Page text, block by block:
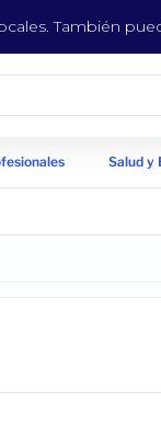
También
Salud y